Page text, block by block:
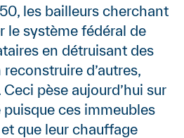
les bailleurs cherchant
le système fédéral de
en détruisant des
d’autres,
pèse aujourd’hui sur
ces immeubles
que leur chauffage